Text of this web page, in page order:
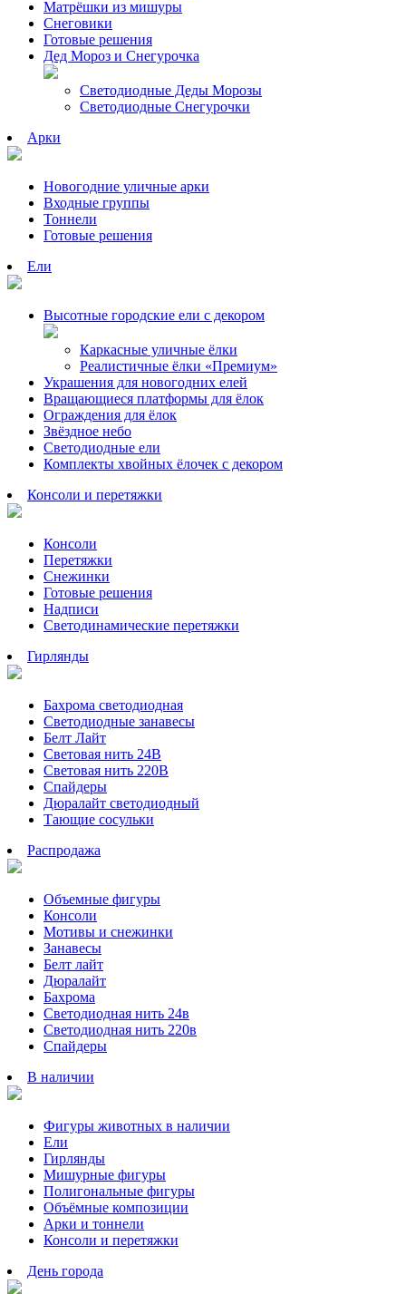
Матрёшки из мишуры
Снеговики
Готовые решения
Дед Мороз и Снегурочка
Светодиодные Деды Морозы
Светодиодные Снегурочки
Арки
Новогодние уличные арки
Входные группы
Тоннели
Готовые решения
Ели
Высотные городские ели с декором
Каркасные уличные ёлки
Реалистичные ёлки «Премиум»
Украшения для новогодних елей
Вращающиеся платформы для ёлок
Ограждения для ёлок
Звёздное небо
Светодиодные ели
Комплекты хвойных ёлочек с декором
Консоли и перетяжки
Консоли
Перетяжки
Снежинки
Готовые решения
Надписи
Светодинамические перетяжки
Гирлянды
Бахрома светодиодная
Светодиодные занавесы
Белт Лайт
Световая нить 24В
Световая нить 220В
Спайдеры
Дюралайт светодиодный
Тающие сосульки
Распродажа
Объемные фигуры
Консоли
Мотивы и снежинки
Занавесы
Белт лайт
Дюралайт
Бахрома
Светодиодная нить 24в
Светодиодная нить 220в
Спайдеры
В наличии
Фигуры животных в наличии
Ели
Гирлянды
Мишурные фигуры
Полигональные фигуры
Объёмные композиции
Арки и тоннели
Консоли и перетяжки
День города